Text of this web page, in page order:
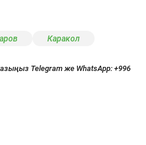
Каракол
Telegram же WhatsApp: +996